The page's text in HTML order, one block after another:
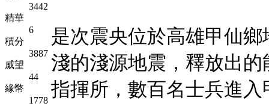
3442
精華
6
積分
3887
威望
44
緣幣
1778
是次震央位於高雄甲仙
淺的淺源地震，釋放出
指揮所，數百名士兵進